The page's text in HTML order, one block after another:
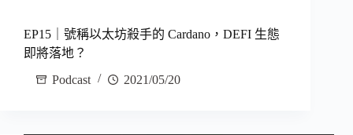
EP15｜號稱以太坊殺手的 Cardano，DEFI 生態
即將落地？
Podcast
2021/05/20